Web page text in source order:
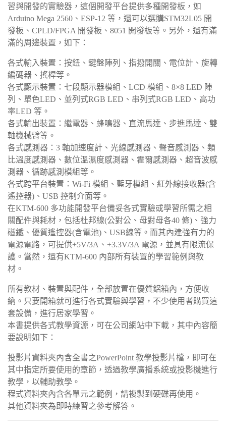
習與開發的實驗器，這個開發平台提供多種開發板，如
Arduino Mega 2560、ESP-12 等，還可以選購STM32L05 開
發板、CPLD/FPGA 開發板、8051 開發板等。另外，還有滿
滿的周邊裝置，如下：
各式輸入裝置：按鈕、鍵盤陣列、指撥開關、電位計、旋轉
編碼器、搖桿等。
各式顯示裝置：七段顯示器模組、LCD 模組、8×8 LED 陣
列、單色LED、並列式RGB LED、串列式RGB LED、高功
率LED 等。
各式輸出裝置：繼電器、蜂鳴器、直流馬達、步進馬達、雙
軸機械臂等。
各式感測器：3 軸加速度計、光線感測器、聲音感測器、類
比溫度感測器、數位溫濕度感測器、霍爾感測器、超音波感
測器、循跡感測模組等。
各式跨平台裝置：Wi-Fi 模組、藍牙模組、紅外線接收器(含
遙控器)、USB 控制介面等。
在KTM-600 多功能開發平台備妥各式實驗或學習所需之相
關配件與耗材，包括杜邦線(公對公、母對母各40 條)、強力
磁鐵、優質遙控器(含電池)、USB線等。而其內建強有力的
電源電路，可提供+5V/3A、+3.3V/3A 電源，並具有限流保
護。當然，還有KTM-600 內部所有裝置的學習範例與教
材。
所有教材、裝置與配件，全部放置在優質鋁箱內，方便收
納。只要開箱就可進行各式實驗與學習，不少使用者購買這
套設備，進行居家學習。
本書提供各式教學資源，可在公司網站中下載，其中內容簡
要說明如下：
投影片資料夾內含全書之PowerPoint 教學投影片檔，即可在
其中指定所要使用的章節，透過教學廣播系統或投影機進行
教學，以輔助教學。
程式資料夾內含各單元之範例，請複製到硬碟再使用。
其他資料夾為即時練習之參考解答。